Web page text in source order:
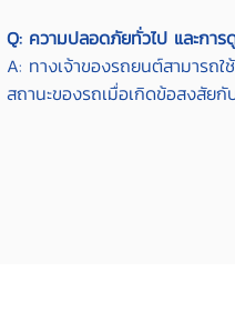
Q: ความปลอดภัยทั่วไป และการ
A: ทางเจ้าของรถยนต์สามารถ
สถานะของรถเมื่อเกิดข้อสงสัยกั